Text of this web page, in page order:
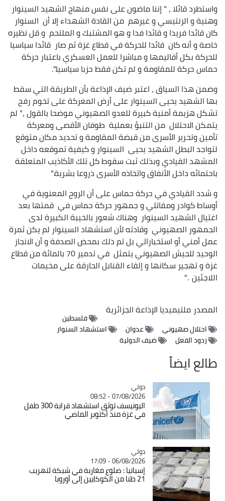
واستطرد قائلا ، " إننا ماضون على نفس منهاج الشهيد السينوار
وهنية و الرنتيسي و غيرهم من القادة الشهداء إلا أن السنوار
كان قائدا فريدا و قائدا فدا و هو المشتبك و الملتحم و قل نظيره
خاصة و أنه كان قائدا للحركة في قطاع غزة ثم صار قائدا سياسيا
للحركة بكل أقاليمها و مباشرا للعمل العسكري باعتبار حركة
حماس حركة للمقاومة و لم تكن فقط حزبا سياسيا.".
وضمن هذا السياق ، اعتبر ضيف الإذاعة بأن الطريقة التي سقط
بها الشهيد يحيى السينوار على أرض المعركة على تخوم رفح
تشكل هزيمة أمنية كبيرة للعدو الصهيوني موضحا بالقول ،" لم
يتمكن الاحتلال من التنبؤ بعملية طوفان الأقصى ومعركة
تأمين وتحرير الأسرى من قبضة المقاومة و تحديد مكان متوقع
لتواجد البطل الشهيد يحيى السينوار و كيفية تموقعه داخل
المشهد القيادي وبذلك ثبت سقوط كل تلك الأكاذيب المتعلقة
باحتمائه داخل الأنفاق واتخاذه الأسرى ذروعا بشرية."
و شدد القيادي في حركة حماس على أن الروح المعنوية في
أوساط كوادر ومقاتلي و جمهور حركة حماس في قمتها بعد
اغتيال الشهيد السينوار وهناك شعور بالخيبة الكبيرة لدى
الجمهور الصهيوني وقادته لأن استشهاد السينوار لم يكن ثمرة
عمل أمني أو استخباراتي بل تم ذلك بمحض الصدفة و أن الانجاز
الوحيد للجيش الصهيوني يتمثل في تدمير 70 بالمائة من قطاع
غزة و تهجير سكانها و إلقاء القنابل الحارقة على مخيمات
اللاجئين ."
المصدرملتيميديا الإذاعة الجزائرية
فلسطين
احتلال صهيوني
عدوان
استشهاد السنوار
ردود الفعل
ضيف الدولية
طالع ايضاً
Catégorie
دولي
07/08/2026 - 08:52
اليونيسف توثق استشهاد قرابة 300 طفل
في غزة منذ أكتوبر الماضي
Catégorie
دولي
06/08/2026 - 17:09
إسبانيا : ضلوع مغاربة في شبكة لتهريب
21 طنا من الكوكايين إلى أوروبا